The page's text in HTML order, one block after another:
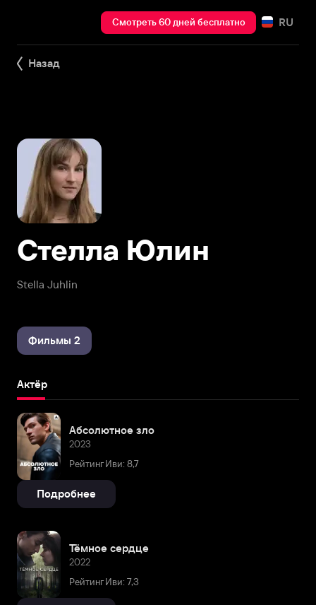
Смотреть 60 дней бесплатно RU
Назад
Stella Juhlin
Стелла Юлин
Фильмы 2
Актёр
Абсолютное зло
2023
Рейтинг Иви: 8,7
Подробнее
Тёмное сердце
2022
Рейтинг Иви: 7,3